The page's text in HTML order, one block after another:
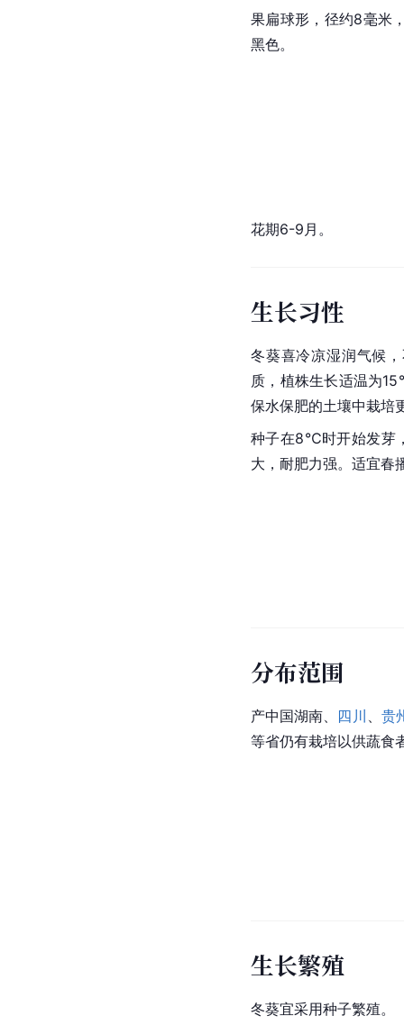
果扁球形，径约8毫米
黑色。
花期6-9月。
生长习性
冬葵喜冷凉湿润气候
质，植株生长适温为
保水保肥的土壤中栽培
种子在8℃时开始发芽
大，耐肥力强。适宜春
分布范围
产中国湖南、 四川 、 贵
等省仍有栽培以供蔬食
生长繁殖
冬葵宜采用种子繁殖。